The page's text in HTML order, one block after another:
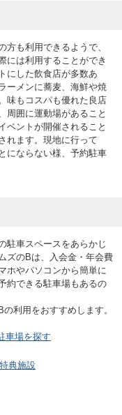
も利用できるようで、
には利用することができ
にした飲食店が多数あ
ーメンに蕎麦、海鮮や焼
味もコスパも優れた良店
周囲に運動場があること
ベントが開催されること
れます。現地に行って
にならない様、予約駐車
駐車スペースをあらかじ
ズのBは、入会金・年会費
ホやパソコンから簡単に
約できる駐車場もあるの
利用をおすすめします。
車場を探す
典施設